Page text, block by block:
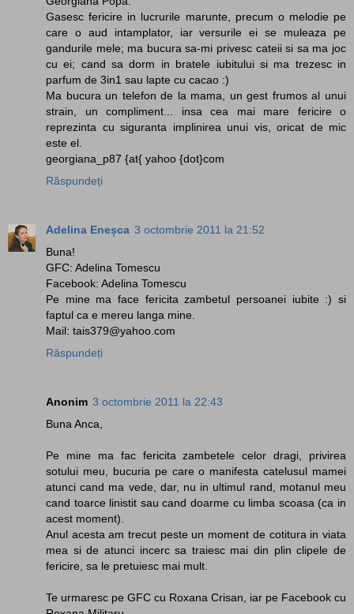
Gasesc fericire in lucrurile marunte, precum o melodie pe
care o aud intamplator, iar versurile ei se muleaza pe
gandurile mele; ma bucura sa-mi privesc cateii si sa ma joc
cu ei; cand sa dorm in bratele iubitului si ma trezesc in
parfum de 3in1 sau lapte cu cacao :)
Ma bucura un telefon de la mama, un gest frumos al unui
strain, un compliment... insa cea mai mare fericire o
reprezinta cu siguranta implinirea unui vis, oricat de mic
este el.
georgiana_p87 {at{ yahoo {dot}com
Răspundeți
Adelina Eneșca 3 octombrie 2011 la 21:52
Buna!
GFC: Adelina Tomescu
Facebook: Adelina Tomescu
Pe mine ma face fericita zambetul persoanei iubite :) si
faptul ca e mereu langa mine.
Mail: tais379@yahoo.com
Răspundeți
Anonim 3 octombrie 2011 la 22:43
Buna Anca,
Pe mine ma fac fericita zambetele celor dragi, privirea
sotului meu, bucuria pe care o manifesta catelusul mamei
atunci cand ma vede, dar, nu in ultimul rand, motanul meu
cand toarce linistit sau cand doarme cu limba scoasa (ca in
acest moment).
Anul acesta am trecut peste un moment de cotitura in viata
mea si de atunci incerc sa traiesc mai din plin clipele de
fericire, sa le pretuiesc mai mult.
Te urmaresc pe GFC cu Roxana Crisan, iar pe Facebook cu